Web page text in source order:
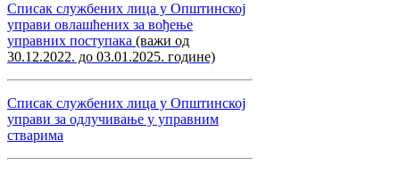
Списак службених лица у Општинској
управи овлашћених за вођење
управних поступака (важи од
30.12.2022. до 03.01.2025. године)
Списак службених лица у Општинској
управи за одлучивање у управним
стварима